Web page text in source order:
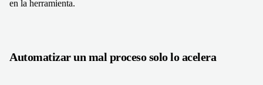
en la herramienta.
Automatizar un mal proceso solo lo acelera